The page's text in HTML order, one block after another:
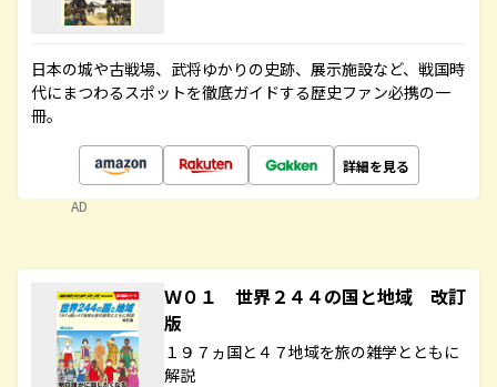
日本の城や古戦場、武将ゆかりの史跡、展示施設など、戦国時
代にまつわるスポットを徹底ガイドする歴史ファン必携の一
冊。
詳細を見る
AD
Ｗ０１ 世界２４４の国と地域 改訂
版
１９７ヵ国と４７地域を旅の雑学とともに
解説